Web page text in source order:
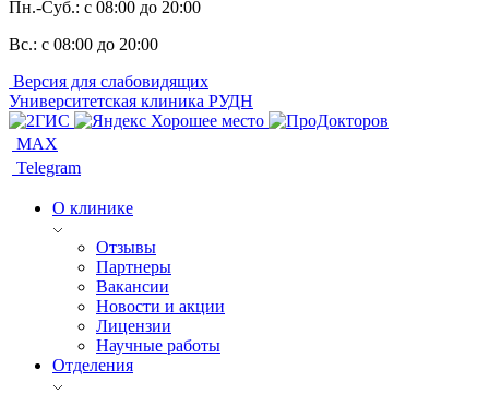
Пн.-Суб.: с 08:00 до 20:00
Вс.: с 08:00 до 20:00
Версия для слабовидящих
Университетская клиника РУДН
MAX
Telegram
О клинике
Отзывы
Партнеры
Вакансии
Новости и акции
Лицензии
Научные работы
Отделения